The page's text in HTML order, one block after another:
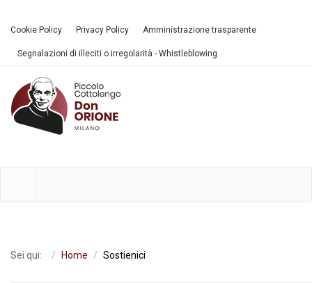
Cookie Policy Privacy Policy Amministrazione trasparente
Segnalazioni di illeciti o irregolarità - Whistleblowing
Sei qui: Home Sostienici